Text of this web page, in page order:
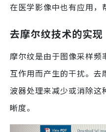
在医学影像中也有应用，
去摩尔纹技术的实现
摩尔纹是由于图像采样
互作用而产生的干扰。
波器处理来减少或消除这
晰度。